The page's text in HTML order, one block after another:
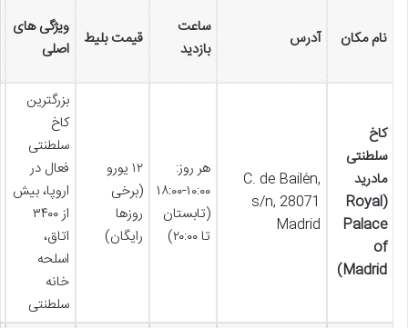
نام مکان آدرس
ساعت
بازدید
قیمت بلیط
ویژگی های
اصلی
کاخ
سلطنتی
مادرید
(Royal
Palace
of
Madrid)
C. de Bailén,
s/n, 28071
Madrid
هر روز:
۱۰:۰۰-۱۸:۰۰
(تابستان
تا ۲۰:۰۰)
۱۲ یورو
(برخی
روزها
رایگان)
بزرگترین
کاخ
سلطنتی
فعال در
اروپا، بیش
از ۳۴۰۰
اتاق،
اسلحه
خانه
سلطنتی